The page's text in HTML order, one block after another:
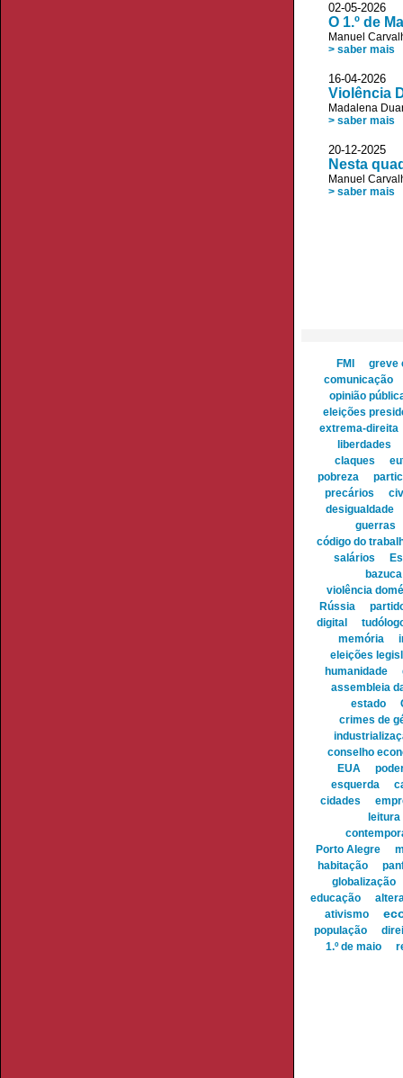
02-05-2026
O 1.º de
Manuel
> saber mais
16-04-2026
Violência
Madalena
> saber mais
20-12-2025
Nesta
Manuel
> saber mais
FMI
greve
comunicação
opinião
eleições
extrema-direita
liberdades
claques
pobreza
precários
desigualdade
guerras
código do
salários
violência
Rússia
digital
memória
eleições
humanidade
assembleia
estado
crimes de
conselho
EUA
esquerda
cidades
leitura
Porto Alegre
habitação
globalização
educação
ativismo
população
1.º de maio